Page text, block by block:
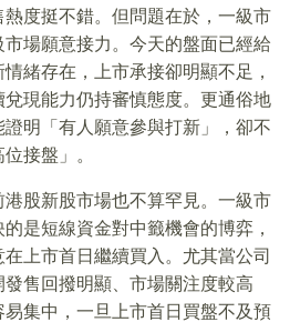
度挺不錯。但問題在於，一級市
場願意接力。今天的盤面已經給
緒存在，上市承接卻明顯不足，
現能力仍持審慎態度。更通俗地
明「有人願意參與打新」，卻不
接盤」。
股新股市場也不算罕見。一級市
是短線資金對中籤機會的博弈，
上市首日繼續買入。尤其當公司
售回撥明顯、市場關注度較高
集中，一旦上市首日買盤不及預